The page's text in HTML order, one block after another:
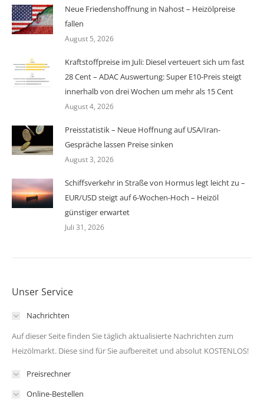
Neue Friedenshoffnung in Nahost – Heizölpreise
fallen
August 5, 2026
Kraftstoffpreise im Juli: Diesel verteuert sich um fast
28 Cent – ADAC Auswertung: Super E10-Preis steigt
innerhalb von drei Wochen um mehr als 15 Cent
August 4, 2026
Preisstatistik – Neue Hoffnung auf USA/Iran-
Gespräche lassen Preise sinken
August 3, 2026
Schiffsverkehr in Straße von Hormus legt leicht zu –
EUR/USD steigt auf 6-Wochen-Hoch – Heizöl
günstiger erwartet
Juli 31, 2026
Unser Service
Nachrichten
Auf dieser Seite finden Sie täglich aktualisierte Nachrichten zum
Heizölmarkt. Diese sind für Sie aufbereitet und absolut KOSTENLOS!
Preisrechner
Online-Bestellen